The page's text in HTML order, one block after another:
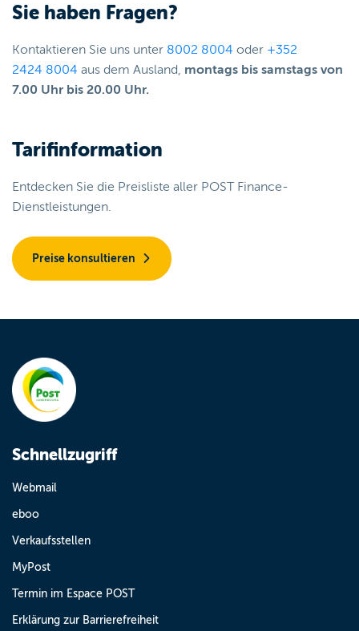
Sie haben Fragen?
Kontaktieren Sie uns unter 8002 8004 oder +352
2424 8004 aus dem Ausland, montags bis samstags von
7.00 Uhr bis 20.00 Uhr.
Tarifinformation
Entdecken Sie die Preisliste aller POST Finance-
Dienstleistungen.
Preise konsultieren
Schnellzugriff
Webmail
eboo
Verkaufsstellen
MyPost
Termin im Espace POST
Erklärung zur Barrierefreiheit